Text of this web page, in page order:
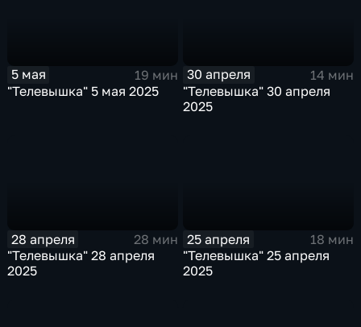
5 мая
19 мин
"Телевышка" 5 мая 2025
30 апреля
14 мин
"Телевышка" 30 апреля
2025
28 апреля
28 мин
"Телевышка" 28 апреля
2025
25 апреля
18 мин
"Телевышка" 25 апреля
2025